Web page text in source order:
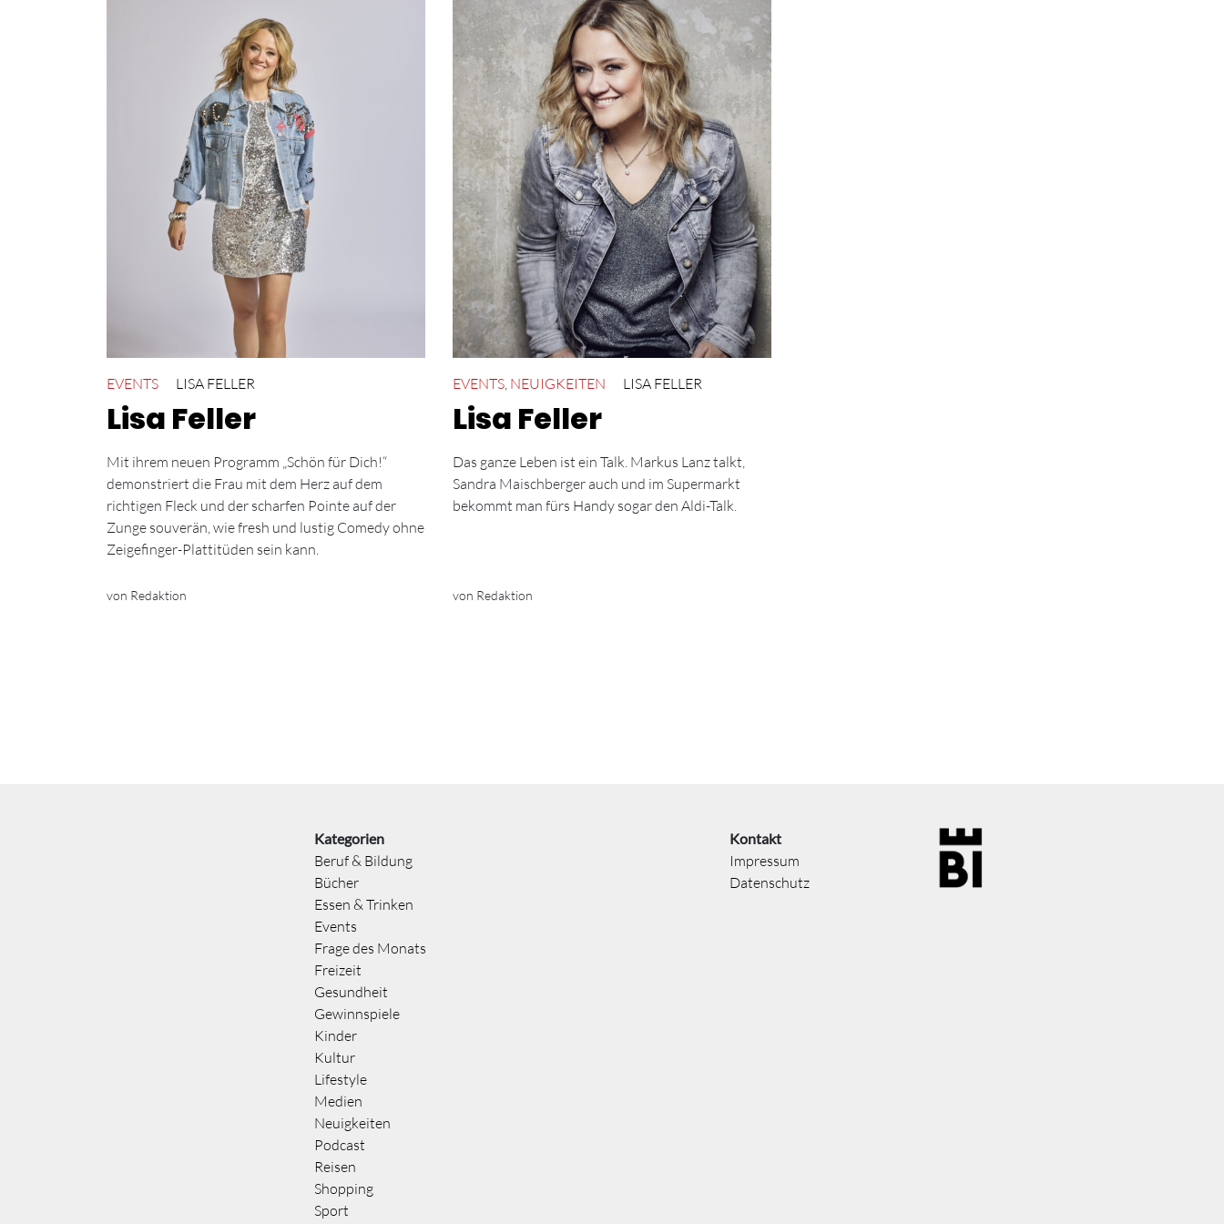
EVENTS LISA FELLER
Lisa Feller
Mit ihrem neuen Programm „Schön für Dich!“
demonstriert die Frau mit dem Herz auf dem
richtigen Fleck und der scharfen Pointe auf der
Zunge souverän, wie fresh und lustig Comedy ohne
Zeigefinger-Plattitüden sein kann.
von Redaktion
EVENTS, NEUIGKEITEN LISA FELLER
Lisa Feller
Das ganze Leben ist ein Talk. Markus Lanz talkt,
Sandra Maischberger auch und im Supermarkt
bekommt man fürs Handy sogar den Aldi-Talk.
von Redaktion
Kategorien
Beruf & Bildung
Bücher
Essen & Trinken
Events
Frage des Monats
Freizeit
Gesundheit
Gewinnspiele
Kinder
Kultur
Lifestyle
Medien
Neuigkeiten
Podcast
Reisen
Shopping
Sport
Kontakt
Impressum
Datenschutz